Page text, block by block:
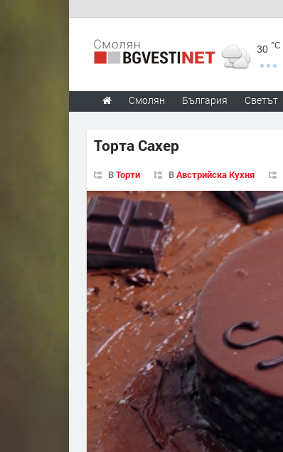
30 °C
Смолян България Светът
Торта Сахер
ВТорти ВАвстрийска Кухня